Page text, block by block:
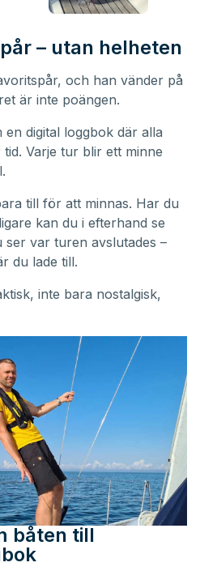
– utan helheten
och han vänder på
är inte poängen.
digital loggbok där alla
Varje tur blir ett minne
till för att minnas. Har du
kan du i efterhand se
ser var turen avslutades –
du lade till.
inte bara nostalgisk,
båten till